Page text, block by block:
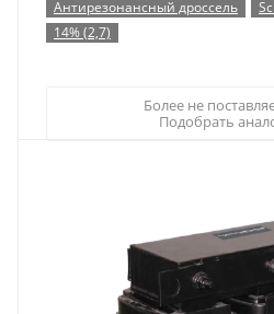
Антирезонансный дроссель
14% (2,7)
Более не
Подобрать